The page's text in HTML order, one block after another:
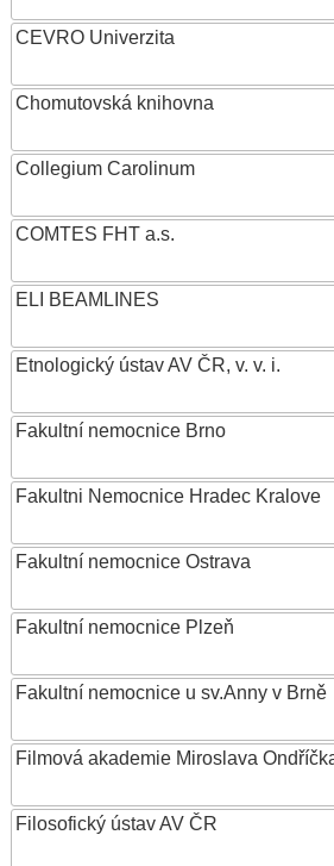
CEVRO Univerzita
Chomutovská knihovna
Collegium Carolinum
COMTES FHT a.s.
ELI BEAMLINES
Etnologický ústav AV ČR, v. v. i.
Fakultní nemocnice Brno
Fakultni Nemocnice Hradec Kralove
Fakultní nemocnice Ostrava
Fakultní nemocnice Plzeň
Fakultní nemocnice u sv.Anny v Brně
Filmová akademie Miroslava
Filosofický ústav AV ČR